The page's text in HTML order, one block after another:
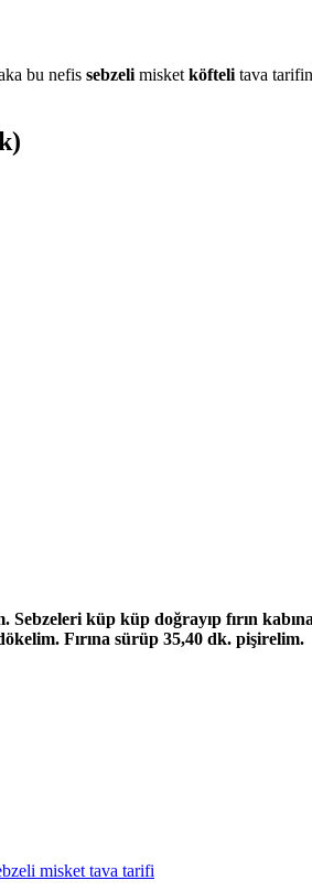
bu nefis sebzeli misket köfteli tava
küp küp doğrayıp fırın
Fırına sürüp 35,40 dk. pişirelim.
misket tava tarifi